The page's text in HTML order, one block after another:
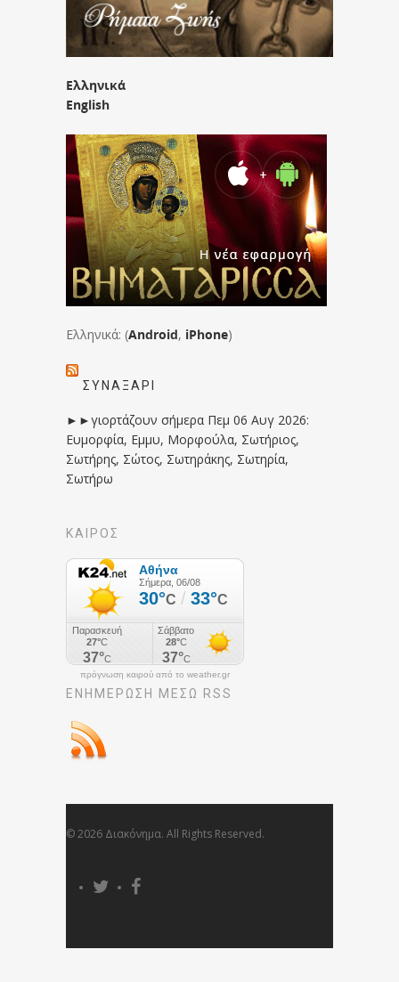
Ελληνικά
English
Ελληνικά: (Android, iPhone)
ΣΥΝΑΞΆΡΙ
►►γιορτάζουν σήμερα Πεμ 06 Αυγ 2026:
Ευμορφία, Εμμυ, Μορφούλα, Σωτήριος,
Σωτήρης, Σώτος, Σωτηράκης, Σωτηρία,
Σωτήρω
ΚΑΙΡΟΣ
πρόγνωση καιρού από το weather.gr
ΕΝΗΜΈΡΩΣΉ ΜΕΣΩ RSS
© 2026 Διακόνημα. All Rights Reserved.